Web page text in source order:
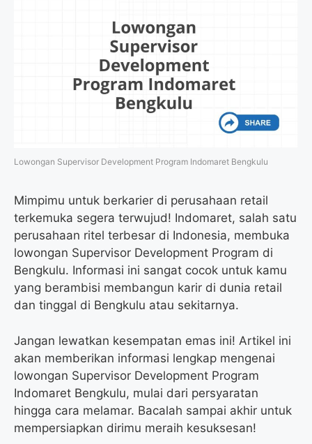
Lowongan Supervisor Development Program Indomaret Bengkulu
Mimpimu untuk berkarier di perusahaan retail
terkemuka segera terwujud! Indomaret, salah satu
perusahaan ritel terbesar di Indonesia, membuka
lowongan Supervisor Development Program di
Bengkulu. Informasi ini sangat cocok untuk kamu
yang berambisi membangun karir di dunia retail
dan tinggal di Bengkulu atau sekitarnya.
Jangan lewatkan kesempatan emas ini! Artikel ini
akan memberikan informasi lengkap mengenai
lowongan Supervisor Development Program
Indomaret Bengkulu, mulai dari persyaratan
hingga cara melamar. Bacalah sampai akhir untuk
mempersiapkan dirimu meraih kesuksesan!